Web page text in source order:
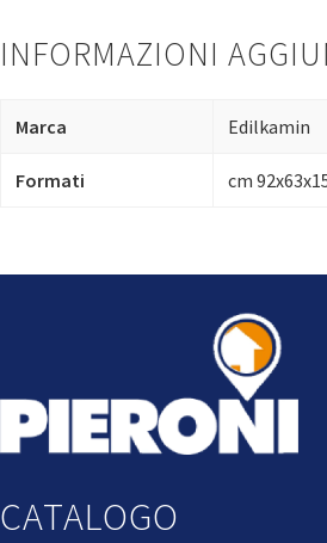
INFORMAZIONI
Marca Edilkamin
Formati cm
CATALOGO